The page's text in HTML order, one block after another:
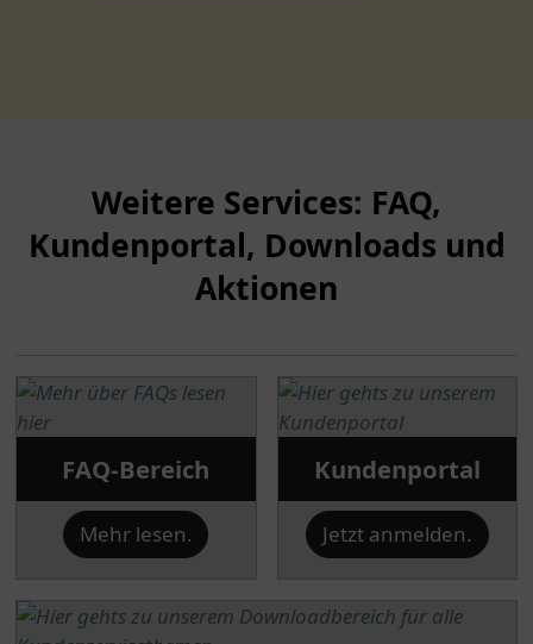
Weitere Services: FAQ,
Kundenportal, Downloads und
Aktionen
FAQ-Bereich
Mehr lesen.
Kundenportal
Jetzt anmelden.